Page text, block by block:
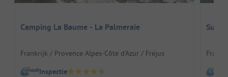
Camping La Baume - La Palmeraie
Frankrijk / Provence Alpes-Côte d'Azur / Fréjus
Inspectie